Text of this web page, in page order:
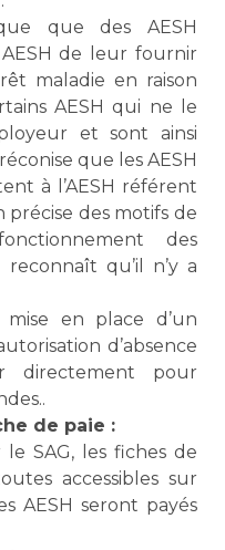
que des AESH
de leur fournir
maladie en raison
AESH qui ne le
et sont ainsi
que les AESH
à l’AESH référent
précise des motifs de
des
qu’il n’y a
en place d’un
d’absence
directement pour
de paie :
SAG, les fiches de
accessibles sur
AESH seront payés